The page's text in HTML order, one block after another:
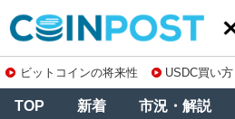
ビットコインの将来性 USDC買い方
TOP 新着 市況・解説